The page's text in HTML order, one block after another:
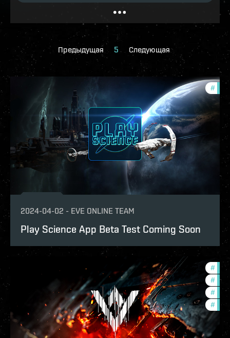
Предыдущая 5 Следующая
#
2024-04-02 - EVE ONLINE TEAM
Play Science App Beta Test Coming Soon
#
#
# in-
#